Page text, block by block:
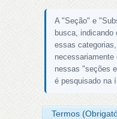
A "Seção" e
busca, indicando
essas
nessas "seções
é pesquisado na
Termos